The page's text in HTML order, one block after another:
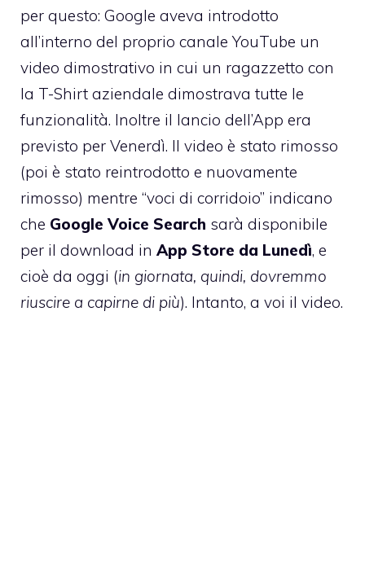
per questo: Google aveva introdotto
all’interno del proprio canale YouTube un
video dimostrativo in cui un ragazzetto con
la T-Shirt aziendale dimostrava tutte le
funzionalità. Inoltre il lancio dell’App era
previsto per Venerdì. Il video è stato rimosso
(poi è stato reintrodotto e nuovamente
rimosso) mentre “voci di corridoio” indicano
che Google Voice Search sarà disponibile
per il download in App Store da Lunedì, e
cioè da oggi (in giornata, quindi, dovremmo
riuscire a capirne di più). Intanto, a voi il video.